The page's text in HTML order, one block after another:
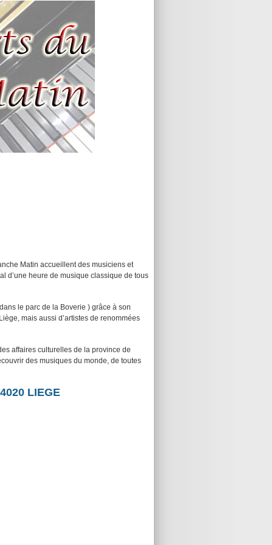
Matin accueillent des musiciens et
d’une heure de musique classique de tous
le parc de la Boverie ) grâce à son
mais aussi d’artistes de renommées
affaires culturelles de la province de
des musiques du monde, de toutes
LIEGE